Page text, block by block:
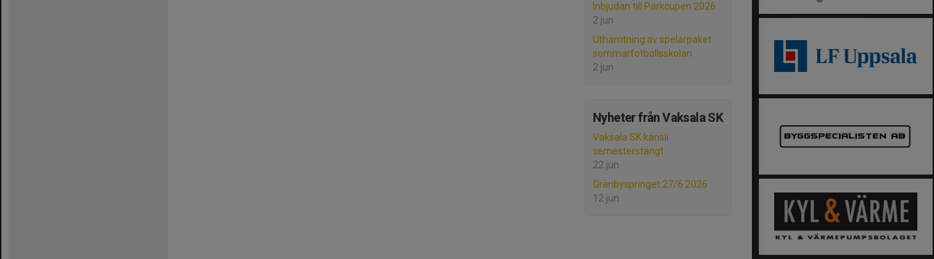
Inbjudan till Parkcupen 2026
2 jun
Uthämtning av spelarpaket
sommarfotbollsskolan
2 jun
Nyheter från Vaksala SK
Vaksala SK kansli
semesterstängt
22 jun
Gränbyspringet 27/6 2026
12 jun